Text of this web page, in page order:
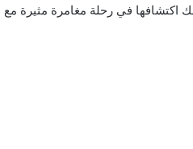
اكتشافها في رحلة مغامرة مثيرة